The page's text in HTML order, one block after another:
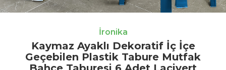
İronika
Kaymaz Ayaklı Dekoratif İç İçe
Geçebilen Plastik Tabure Mutfak